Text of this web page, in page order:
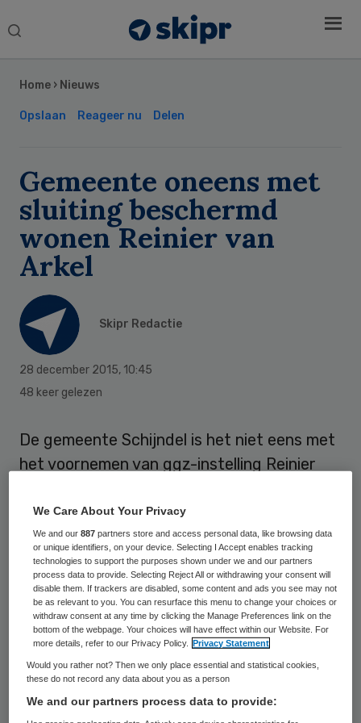
Search
Home › Nieuws
Opslaan Reageer nu Delen
Gemeente oneens met
sluiting beschermd
wonen Reinier van
Arkel
Skipr Redactie
28 december 2015, 10:45
48 keer gelezen
De gemeente Schijndel is het niet eens met
het voornemen van ggz-instelling Reinier
wonen. Gemeentebestuurder zeggen zich
overvallen te voelen door het bericht
hierover, zo meldt TV Schijndel.
Reinier van Arkel wil op 1 april stoppen met
het beschermd wonen in Schijndel. Ook het
dagactiviteitencentrum ’t OnderdaC zou
sluiten. Gemeentebestuurders menen
echter dat de bewoners Schijndel inmiddels
Sidebar
We Care About Your Privacy
We and our887 partners store and access personal data, like browsing data
or unique identifiers, on your device. Selecting I Accept enables tracking
technologies to support the purposes shown under we and our partners
process data to provide. Selecting Reject All or withdrawing your consent will
disable them. If trackers are disabled, some content and ads you see may not
be as relevant to you. You can resurface this menu to change your choices or
withdraw consent at any time by clicking the Manage Preferences link on the
bottom of the webpage. Your choices will have effect within our Website. For
more details, refer to our Privacy Policy.
Privacy Statement
Would you rather not? Then we only place essential and statistical cookies,
these do not record any data about you as a person
We and our partners process data to provide: